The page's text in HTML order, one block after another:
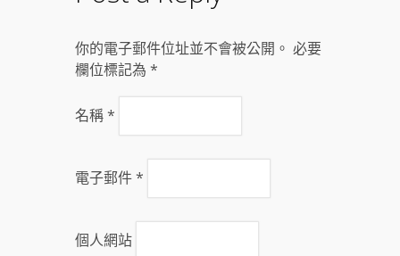
你的電子郵件位址並不會被公開。 必要
欄位標記為 *
名稱*
電子郵件*
個人網站